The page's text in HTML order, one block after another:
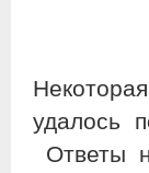
удалось
Ответы